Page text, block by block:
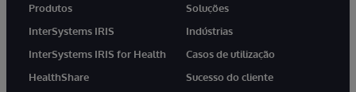
Produtos
InterSystems IRIS
InterSystems IRIS for Health
HealthShare
Soluções
Indústrias
Casos de utilização
Sucesso do cliente